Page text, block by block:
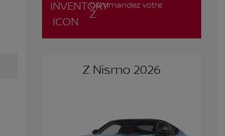
Commandez votre
Z
Z Nismo 2026